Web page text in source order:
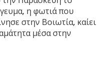
η φωτιά που
στην Βοιωτία, καίει
μέσα στην